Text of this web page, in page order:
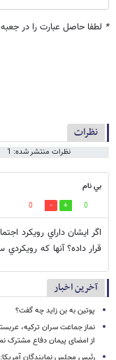
* لطفا حاصل عبارت را در
نظرات
نظرات منتشر شده: 1
بي نام
0
0
اگر ايشان داراي رويكرد
قرار داده؟ آنها كه
آخرین اخبار
پوتین به بن زاید چه گفت؟
نماز جماعت سران ترکیه،
از امضای پیمان دفاع مشترک
رئیس مجلس نمایندگان آمریکا: